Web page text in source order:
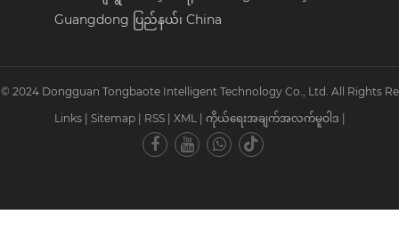
Guangdong ပြည်နယ်၊ China
2024 Dongguan Tongbaote Intelligent Technology Co., Ltd. All Rights
Links
Sitemap RSS XML ကိုယ်ရေးအချက်အလက်မူဝါဒ